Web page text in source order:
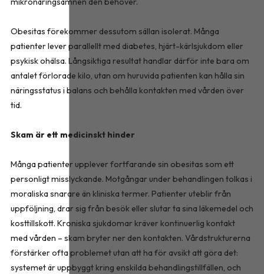
Obesitas förekommer dessutom sällan isolerat. Många
patienter lever parallellt med diabetes, hjärt-kärlsjukdom eller
psykisk ohälsa. Långsiktiga resultat handlar därför inte bara om
antalet förlorade kilo, utan om huruvida patienten kan hålla sin
näringsstatus i balans och behålla kontakten med vården över
tid.
Skam är ett medicinskt hinder
Många patienter upplever fortfarande sin obesitas som ett
personligt misslyckande. Motgångar under behandlingen tolkas i
moraliska snarare än kliniska termer. Patienter uteblir från
uppföljning, drar sig från besök eller slutar ta sina läkemedel och
kosttillskott. Kroniska sjukdomar kräver kontinuerlig kontakt
med vården – skam bryter ner den kontakten. Vårdstrukturerna
förstärker ofta problemet utan att ha för avsikt att göra det:
systemet är uppbyggt kring enskilda behandlingstillfällen, och